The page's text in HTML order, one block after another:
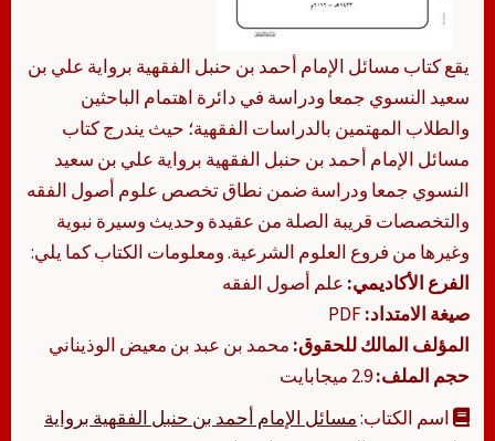
يقع كتاب مسائل الإمام أحمد بن حنبل الفقهية برواية علي بن
سعيد النسوي جمعا ودراسة في دائرة اهتمام الباحثين
والطلاب المهتمين بالدراسات الفقهية؛ حيث يندرج كتاب
مسائل الإمام أحمد بن حنبل الفقهية برواية علي بن سعيد
النسوي جمعا ودراسة ضمن نطاق تخصص علوم أصول الفقه
والتخصصات قريبة الصلة من عقيدة وحديث وسيرة نبوية
وغيرها من فروع العلوم الشرعية. ومعلومات الكتاب كما يلي:
الفرع الأكاديمي: علم أصول الفقه
صيغة الامتداد:
المؤلف المالك للحقوق: محمد بن عبد بن معيض الوذيناني
حجم الملف:2.9 ميجابايت
اسم الكتاب:مسائل الإمام أحمد بن حنبل الفقهية برواية